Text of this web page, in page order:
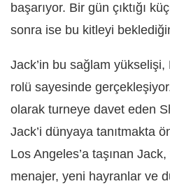
başarıyor. Bir gün çıktığı
sonra ise bu kitleyi
Jack’in bu sağlam yükselişi,
rolü sayesinde
olarak turneye davet eden
Jack’i dünyaya tanıtmakta
Los Angeles’a taşınan
menajer, yeni hayranlar ve